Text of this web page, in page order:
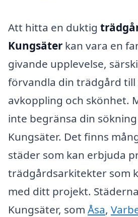
Att hitta en duktig
Kungsäter kan vara en
givande upplevelse,
förvandla din trädgård
avkoppling och skönhet.
inte begränsa din
Kungsäter. Det finns
städer som kan erbjuda
trädgårdsarkitekter som
med ditt projekt.
Kungsäter, som Åsa,